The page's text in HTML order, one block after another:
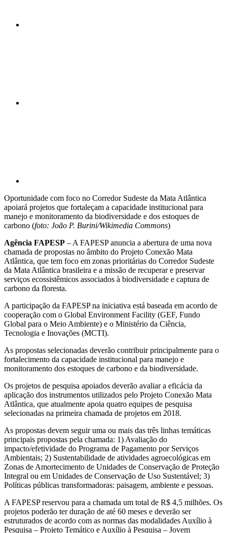
Oportunidade com foco no Corredor Sudeste da Mata Atlântica
apoiará projetos que fortaleçam a capacidade institucional para
manejo e monitoramento da biodiversidade e dos estoques de
carbono (foto: João P. Burini/Wikimedia Commons)
Agência FAPESP – A FAPESP anuncia a abertura de uma nova
chamada de propostas no âmbito do Projeto Conexão Mata
Atlântica, que tem foco em zonas prioritárias do Corredor Sudeste
da Mata Atlântica brasileira e a missão de recuperar e preservar
serviços ecossistêmicos associados à biodiversidade e captura de
carbono da floresta.
A participação da FAPESP na iniciativa está baseada em acordo de
cooperação com o Global Environment Facility (GEF, Fundo
Global para o Meio Ambiente) e o Ministério da Ciência,
Tecnologia e Inovações (MCTI).
As propostas selecionadas deverão contribuir principalmente para o
fortalecimento da capacidade institucional para manejo e
monitoramento dos estoques de carbono e da biodiversidade.
Os projetos de pesquisa apoiados deverão avaliar a eficácia da
aplicação dos instrumentos utilizados pelo Projeto Conexão Mata
Atlântica, que atualmente apoia quatro equipes de pesquisa
selecionadas na primeira chamada de projetos em 2018.
As propostas devem seguir uma ou mais das três linhas temáticas
principais propostas pela chamada: 1) Avaliação do
impacto/efetividade do Programa de Pagamento por Serviços
Ambientais; 2) Sustentabilidade de atividades agroecológicas em
Zonas de Amortecimento de Unidades de Conservação de Proteção
Integral ou em Unidades de Conservação de Uso Sustentável; 3)
Políticas públicas transformadoras: paisagem, ambiente e pessoas.
A FAPESP reservou para a chamada um total de R$ 4,5 milhões. Os
projetos poderão ter duração de até 60 meses e deverão ser
estruturados de acordo com as normas das modalidades Auxílio à
Pesquisa – Projeto Temático e Auxílio à Pesquisa – Jovem